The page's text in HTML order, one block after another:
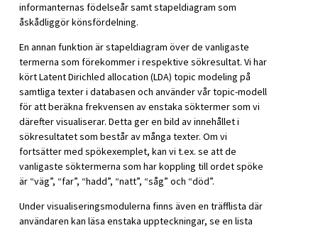
informanternas födelseår samt stapeldiagram som
åskådliggör könsfördelning.
En annan funktion är stapeldiagram över de vanligaste
termerna som förekommer i respektive sökresultat. Vi har
kört Latent Dirichled allocation (LDA) topic modeling på
samtliga texter i databasen och använder vår topic-modell
för att beräkna frekvensen av enstaka söktermer som vi
därefter visualiserar. Detta ger en bild av innehållet i
sökresultatet som består av många texter. Om vi
fortsätter med spökexemplet, kan vi t.ex. se att de
vanligaste söktermerna som har koppling till ordet spöke
är “väg”, “far”, “hadd”, “natt”, “såg” och “död”.
Under visualiseringsmodulerna finns även en träfflista där
användaren kan läsa enstaka uppteckningar, se en lista